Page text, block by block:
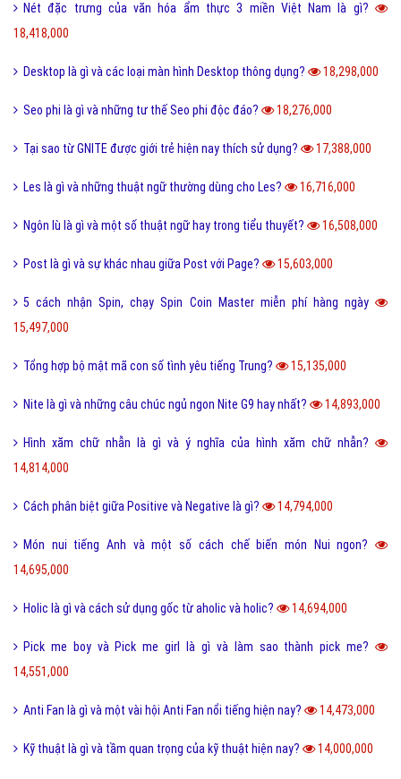
Nét đặc trưng của văn hóa ẩm thực 3 miền Việt Nam là gì?
18,418,000
Desktop là gì và các loại màn hình Desktop thông dụng? 18,298,000
Seo phi là gì và những tư thế Seo phi độc đáo? 18,276,000
Tại sao từ GNITE được giới trẻ hiện nay thích sử dụng? 17,388,000
Les là gì và những thuật ngữ thường dùng cho Les? 16,716,000
Ngôn lù là gì và một số thuật ngữ hay trong tiểu thuyết? 16,508,000
Post là gì và sự khác nhau giữa Post với Page? 15,603,000
5 cách nhận Spin, chạy Spin Coin Master miễn phí hàng ngày
15,497,000
Tổng hợp bộ mật mã con số tình yêu tiếng Trung? 15,135,000
Nite là gì và những câu chúc ngủ ngon Nite G9 hay nhất? 14,893,000
Hình xăm chữ nhẫn là gì và ý nghĩa của hình xăm chữ nhẫn?
14,814,000
Cách phân biệt giữa Positive và Negative là gì? 14,794,000
Món nui tiếng Anh và một số cách chế biến món Nui ngon?
14,695,000
Holic là gì và cách sử dụng gốc từ aholic và holic? 14,694,000
Pick me boy và Pick me girl là gì và làm sao thành pick me?
14,551,000
Anti Fan là gì và một vài hội Anti Fan nổi tiếng hiện nay? 14,473,000
Kỹ thuật là gì và tầm quan trọng của kỹ thuật hiện nay? 14,000,000